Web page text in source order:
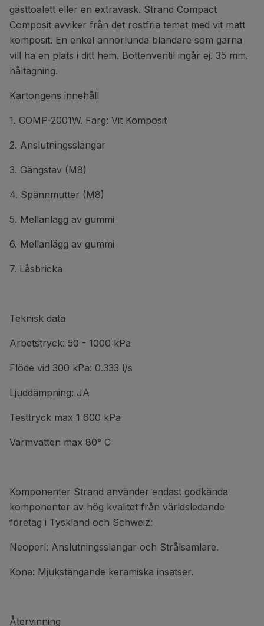
gästtoalett eller en extravask. Strand Compact
Composit avviker från det rostfria temat med vit matt
komposit. En enkel annorlunda blandare som gärna
vill ha en plats i ditt hem. Bottenventil ingår ej. 35 mm.
håltagning.
Kartongens innehåll
1. COMP-2001W. Färg: Vit Komposit
2. Anslutningsslangar
3. Gängstav (M8)
4. Spännmutter (M8)
5. Mellanlägg av gummi
6. Mellanlägg av gummi
7. Låsbricka
Teknisk data
Arbetstryck: 50 - 1000 kPa
Flöde vid 300 kPa: 0.333 l/s
Ljuddämpning: JA
Testtryck max 1 600 kPa
Varmvatten max 80° C
Komponenter Strand använder endast godkända
komponenter av hög kvalitet från världsledande
företag i Tyskland och Schweiz:
Neoperl: Anslutningsslangar och Strålsamlare.
Kona: Mjukstängande keramiska insatser.
Återvinning